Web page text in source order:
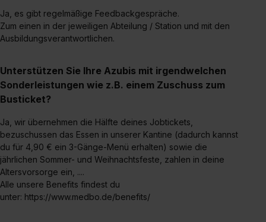
zur Übermittlung deiner Daten in die USA (Art. 49 Abs. 1
S. 1 lit. a) DS-GVO). Die USA verfügen über kein
Wirkung für die Zukunft ganz oder teilweise über unsere
Datenschutzerklärung unter dem Punkt „Datenschutz-
Einstellungen“ widerrufen. Weitere Informationen zu den
einzelnen Cookies findest du durch Klick auf „Details
zeigen“. Weitere Informationen:Datenschutzerklärung
Impressum.
Ja, es gibt regelmäßige Feedbackgespräche.
Zum einen in der jeweiligen Abteilung / Station und mit den
Ausbildungsverantwortlichen.
Unterstützen Sie Ihre Azubis mit irgendwelchen
Sonderleistungen wie z.B. einem Zuschuss zum
Busticket?
Ja, wir übernehmen die Hälfte deines Jobtickets,
bezuschussen das Essen in unserer Kantine (dadurch kannst
du für 4,90 € ein 3-Gänge-Menü erhalten) sowie die
jährlichen Sommer- und Weihnachtsfeste, zahlen in deine
Altersvorsorge ein, ....
Alle unsere Benefits findest du
unter: https://www.medbo.de/benefits/